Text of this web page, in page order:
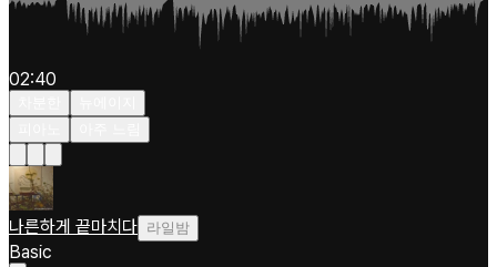
02:40
나른하게 끝마치다 라일밤
Basic